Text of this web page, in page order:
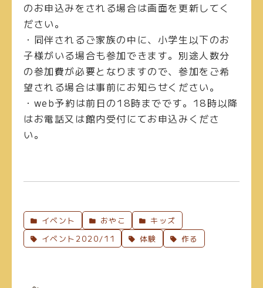
のお申込みをされる場合は画面を更新してく
ださい。
・同伴されるご家族の中に、小学生以下のお
子様がいる場合も参加できます。別途人数分
の参加費が必要となりますので、参加をご希
望される場合は事前にお知らせください。
・web予約は前日の18時までです。18時以降
はお電話又は館内受付にてお申込みくださ
い。
イベント おやこ
キッズ
イベント2020/11
体験 作る